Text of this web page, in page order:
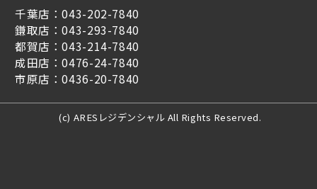
千葉店：043-202-7840
鎌取店：043-293-7840
都賀店：043-214-7840
成田店：0476-24-7840
市原店：0436-20-7840
(c) ARESレジデンシャル All Rights Reserved.